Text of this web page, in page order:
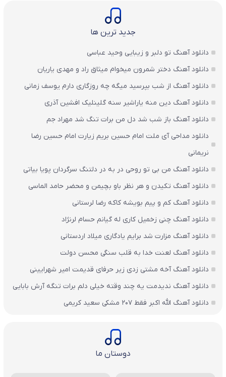
جدید ترین ها
دانلود آهنگ تو دلبر و زیبایی وحید عباسی
دانلود آهنگ دختر شمرون میخوام میثاق راد و مهدی یاریان
دانلود آهنگ از شب بپرسید میگه چه روزگاری دارم یوسف زمانی
دانلود آهنگ دین منه یاراشیر سنه گلینلیک افشین آذری
دانلود آهنگ باز شب شد دل من برات تنگ شد مهراد جم
دانلود مداحی آی ملت امام حسین بریم زیارت امام حسین رضا
نریمانی
دانلود آهنگ من بی تو روحی در به در دلتنگ سرگردان پویا بیاتی
دانلود آهنگ تکیدن و هر نظر باو بچیمن و محضر حامد الماسی
دانلود آهنگ کم و پیم بویشه کاکه رضا لرستانی
دانلود آهنگ چنی زخمیل کاری له گیانم حسام لرنژاد
دانلود آهنگ مزارت شد برایم یادگاری میلاد اردستانی
دانلود آهنگ لعنت خدا به قلب سنگی محسن دولت
دانلود آهنگ آخه مشتی زدی زیر حرفای قدیمت امیر شهرایینی
دانلود آهنگ ندیدمت یه چند وقته خیلی دلم برات تنگه آرش بابایی
دانلود آهنگ الله اکبر فقط 207 مشکی سعید کریمی
دوستان ما